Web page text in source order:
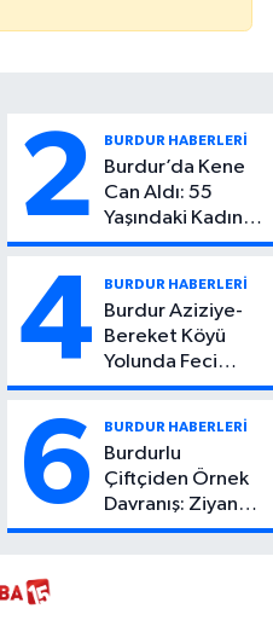
2 BURDUR HABERLERİ
Burdur’da Kene
Can Aldı: 55
Yaşındaki Kadın
Hayatını Kaybetti
4 BURDUR HABERLERİ
Burdur Aziziye-
Bereket Köyü
Yolunda Feci
Kaza: 1 Ölü, 2
6 BURDUR HABERLERİ
Burdurlu
Çiftçiden Örnek
Davranış: Ziyan
Olmasın Diye